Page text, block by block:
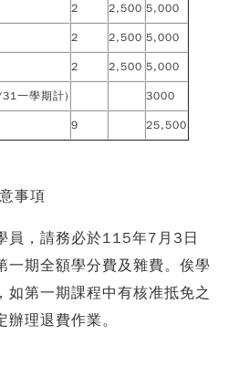
2 2,500 5,000
2 2,500 5,000
2 2,500 5,000
一學期計)
3000
9 25,500
事項
員，請務必於115年7月 3 日
一期全額學分費及雜費。俟學
如第一期課程中有核准抵免之
理退費作業。